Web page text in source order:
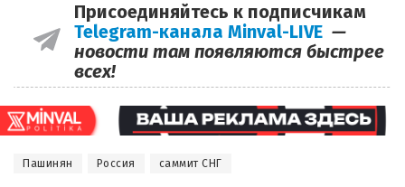
Присоединяйтесь к подписчикам
Telegram-канала Minval-LIVE —
новости там появляются быстрее
всех!
Пашинян Россия саммит СНГ